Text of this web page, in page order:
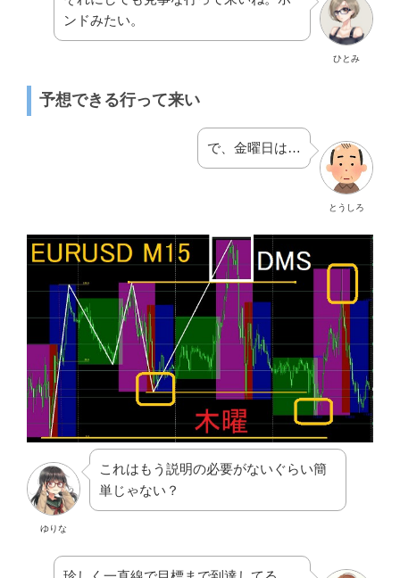
ひとみ
ンドみたい。
予想できる行って来い
とうしろ
で、金曜日は…
ゆりな
これはもう説明の必要がないぐらい簡
単じゃない？